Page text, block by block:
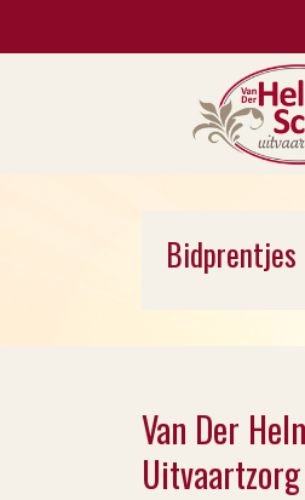
Bidprentjes
Van Der
Uitvaartzorg